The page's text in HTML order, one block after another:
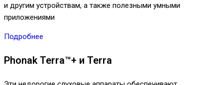
и другим устройствам, а также полезными умными
приложениями
Подробнее
Phonak Terra™+ и Terra